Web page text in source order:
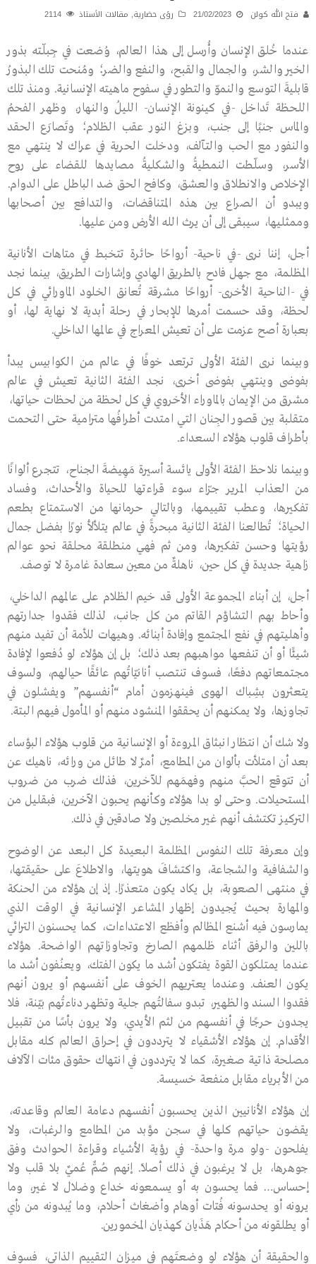
فتح الله كولن 21/02/2023 رؤى حضارية, مقالات الأستاذ
عندما خُلق الإنسان وأُرسل إلى هذا العالم، وُضعت في جِبلّته بذور
الخير والشر، والجمال والقبح، والنفع والضر؛ ومُنحت تلك البذورُ
قابليةَ التوسع والنموّ والتطور في سفوح ماهيته الإنسانية. ومنذ تلك
اللحظة تَداخل -في كينونة الإنسان- الليلُ والنهار، وظهر الفحمُ
والماس جنبًا إلى جنب، وبزغ النور عقب الظلام؛ وتَصارَع الحقد
والنفور مع الحب والتآلف، ودخلت الحرية في عراك لا ينتهي مع
الأسر، وسلّطت النمطيةُ والشكليةُ مصايدها للقضاء على روح
الإخلاص والانطلاق والعشق، وكافح الحق ضد الباطل على الدوام.
ويبدو أن الصراع بين هذه المتناقضات، والتدافع بين أصحابها
وممثليها، سيبقى إلى أن يرث الله الأرض ومن عليها.
أجل، إننا نرى -في ناحية- أرواحًا حائرة تتخبط في متاهات الأنانية
المظلمة، مع جهل فادح بالطريق الهادي وإشارات الطريق، بينما نجد
في -الناحية الأخرى- أرواحًا مشرقة تُعانق الخلود الماورائي في كل
لحظة، وقد حسمت أمرها للإبحار في رحلة أبدية لا نهاية لها، أو
بعبارة أصح عزمت على أن تعيش المعراج في عالمها الداخلي.
وبينما نرى الفئة الأولى ترتعد خوفًا في عالم من الكوابيس يبدأ
بفوضى وينتهي بفوضى أخرى، نجد الفئة الثانية تعيش في عالم
مشرق من الإيمان بالماوراء الأخروي في كل لحظة من لحظات حياتها،
متقلبة بين قصور الجِنان التي امتدت أطرافُها مترامية حتى التحمت
بأطراف قلوب هؤلاء السعداء.
وبينما نلاحظ الفئة الأولى يائسة أسيرة مَهِيضةَ الجناح، تتجرع ألوانًا
من العذاب المرير جرّاء سوء قراءتها للحياة والأحداث، وفساد
تفكيرها، وعطب تقييمها، وبالتالي حرمانها من الاستمتاع بطعم
الحياة؛ تُطالعنا الفئة الثانية مبحرةً في عالم يتلألأ نورًا بفضل جمال
رؤيتها وحسن تفكيرها، ومن ثم فهي منطلقة محلقة نحو عوالم
زاهية جديدة في كل حين، ناهلةٌ من معين سعادة غامرة لا توصف.
أجل، إن أبناء المجموعة الأولى قد خيم الظلام على عالمهم الداخلي،
وأحاط بهم التشاؤم القاتم من كل جانب، لذلك فقدوا جدارتهم
وأهليتهم في نفع المجتمع وإفادة أبنائه. وهيهات للأمة أن تفيد منهم
شيئًا أو أن تنفعها مواهبهم بعد ذلك؛ بل إن هؤلاء لو دُفعوا لإفادة
مجتمعاتهم دفعًا، فسوف تنتصب أنانيّاتُهم عائقًا حيالهم، ولسوف
يتعثرون بشِباك الهوى فينهزمون أمام “أنفسهم” ويفشلون في
تجاوزها، ولا يمكنهم أن يحققوا المنشود منهم أو المأمول فيهم البتة.
ولا شك أن انتظار انبثاق المروءة أو الإنسانية من قلوب هؤلاء البؤساء
بعد أن امتلأت بألوان من المطامع، أمرٌ لا طائل من ورائه، ناهيك عن
أن تتوقع الحبَّ منهم وفهمَهم للآخرين، فذلك ضرب من ضروب
المستحيلات. وحتى لو بدا هؤلاء وكأنهم يحبون الآخرين، فبقليل من
التركيز تكتشف أنهم غير مخلصين ولا صادقين في ذلك.
وإن معرفة تلك النفوس المظلمة البعيدة كل البعد عن الوضوح
والشفافية والشجاعة، واكتشافَ هويتها، والاطلاعَ على حقيقتها،
في منتهى الصعوبة، بل يكاد يكون متعذرًا. إذ إن هؤلاء من الحنكة
والمهارة بحيث يُجيدون إظهار المشاعر الإنسانية في الوقت الذي
يمارسون فيه أشنع المظالم وأفظع الاعتداءات، كما يحسنون الترائي
باللين والرفق أثناء ظلمهم الصارخ وتجاوزاتهم الواضحة. هؤلاء
عندما يمتلكون القوة يفتكون أشد ما يكون الفتك، ويعنُفون أشد ما
يكون العنف. وعندما يعتريهم الخوف على أنفسهم أو يرون أنهم
فقدوا السند والظهير، تبدو سفالتُهم جلية وتظهر دناءتُهم بيّنة، فلا
يجدون حرجًا في أنفسهم من لثم الأيدي، ولا يرون بأسًا من تقبيل
الأقدام. إن هؤلاء الأشقياء لا يترددون في إحراق العالم كله مقابل
مصلحة ذاتية صغيرة، كما لا يترددون في انتهاك حقوق مئات الآلاف
من الأبرياء مقابل منفعة خسيسة.
إن هؤلاء الأنانيين الذين يحسبون أنفسهم دعامة العالم وقاعدته،
يقضون حياتهم كلها في سجن مؤبد من المطامع والرغبات، ولا
يفلحون -ولو مرة واحدة- في رؤية الأشياء وقراءة الحوادث وفق
جوهرها، بل لا يرغبون في ذلك أصلاً. إنهم صُمٌّ عُميٌ بلا قلب ولا
إحساس… فما يحسون به أو يسمعونه خداع وضلال لا غير، وما
يرونه أو يحدسونه فُتات أوهام وأضغاث أحلام، وما يُبدونه من رأي
أو يطلقونه من أحكام هَذَيان كهذيان المخمورين.
والحقيقة أن هؤلاء لو وضعتَهم في ميزان التقييم الذاتي، فسوف